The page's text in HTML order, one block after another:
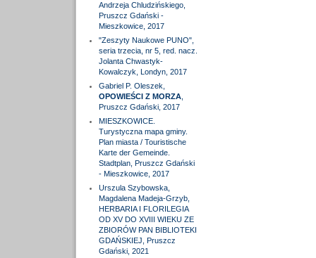
Andrzeja Chludzińskiego,
Pruszcz Gdański -
Mieszkowice, 2017
"Zeszyty Naukowe PUNO",
seria trzecia, nr 5, red. nacz.
Jolanta Chwastyk-
Kowalczyk, Londyn, 2017
Gabriel P. Oleszek,
OPOWIEŚCI Z MORZA,
Pruszcz Gdański, 2017
MIESZKOWICE.
Turystyczna mapa gminy.
Plan miasta / Touristische
Karte der Gemeinde.
Stadtplan, Pruszcz Gdański
- Mieszkowice, 2017
Urszula Szybowska,
Magdalena Madeja-Grzyb,
HERBARIA I FLORILEGIA
OD XV DO XVIII WIEKU ZE
ZBIORÓW PAN BIBLIOTEKI
GDAŃSKIEJ, Pruszcz
Gdański, 2021